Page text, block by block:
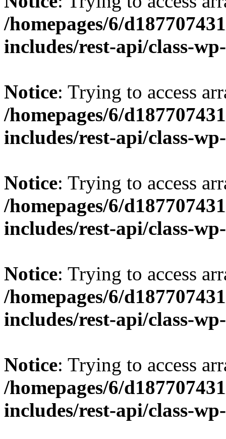
/homepages/6/
includes/rest-api/class-
Notice: Trying to access
/homepages/6/
includes/rest-api/class-
Notice: Trying to access
/homepages/6/
includes/rest-api/class-
Notice: Trying to access
/homepages/6/
includes/rest-api/class-
Notice: Trying to access
/homepages/6/
includes/rest-api/class-